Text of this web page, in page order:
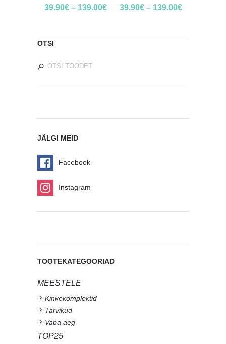
39.90€ – 139.00€ 39.90€– 139.00€
OTSI
JÄLGI MEID
Facebook
Instagram
TOOTEKATEGOORIAD
MEESTELE
Kinkekomplektid
Tarvikud
Vaba aeg
TOP25